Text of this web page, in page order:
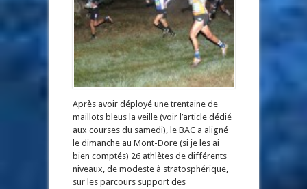
Après avoir déployé une trentaine de
maillots bleus la veille (voir l’article dédié
aux courses du samedi), le BAC a aligné
le dimanche au Mont-Dore (si je les ai
bien comptés) 26 athlètes de différents
niveaux, de modeste à stratosphérique,
sur les parcours support des